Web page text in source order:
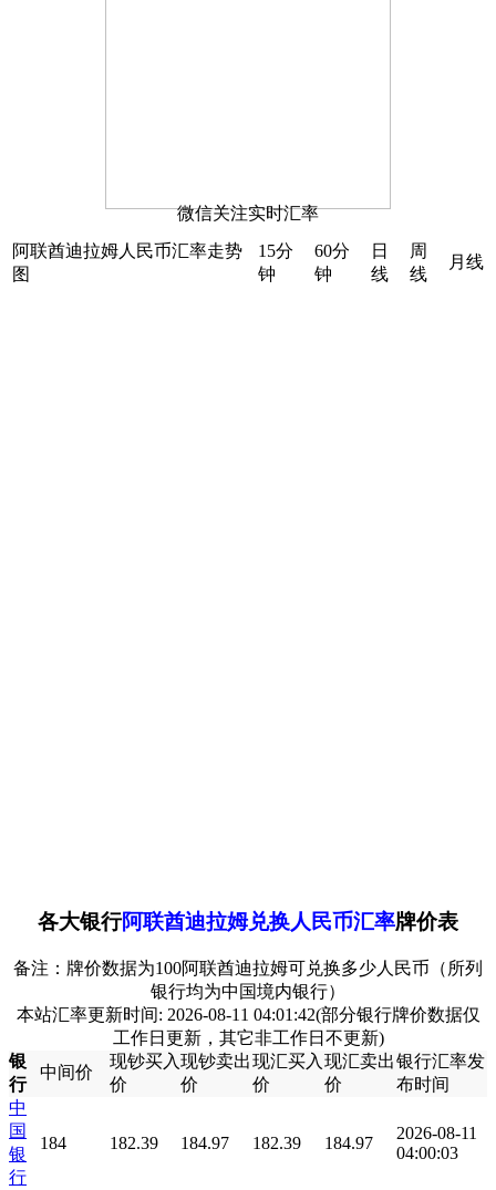
微信关注实时汇率
阿联酋迪拉姆人民币汇率走势
图
15分
钟
60分
钟
日
线
周
线
月线
各大银行阿联酋迪拉姆兑换人民币汇率牌价表
备注：牌价数据为100阿联酋迪拉姆可兑换多少人民币（所列
银行均为中国境内银行）
本站汇率更新时间: 2026-08-11 04:01:42(部分银行牌价数据仅
工作日更新，其它非工作日不更新)
银
行
中间价
现钞买入
价
现钞卖出
价
现汇买入
价
现汇卖出
价
银行汇率发
布时间
中
国
银
行
184 182.39 184.97 182.39 184.97
2026-08-11
04:00:03